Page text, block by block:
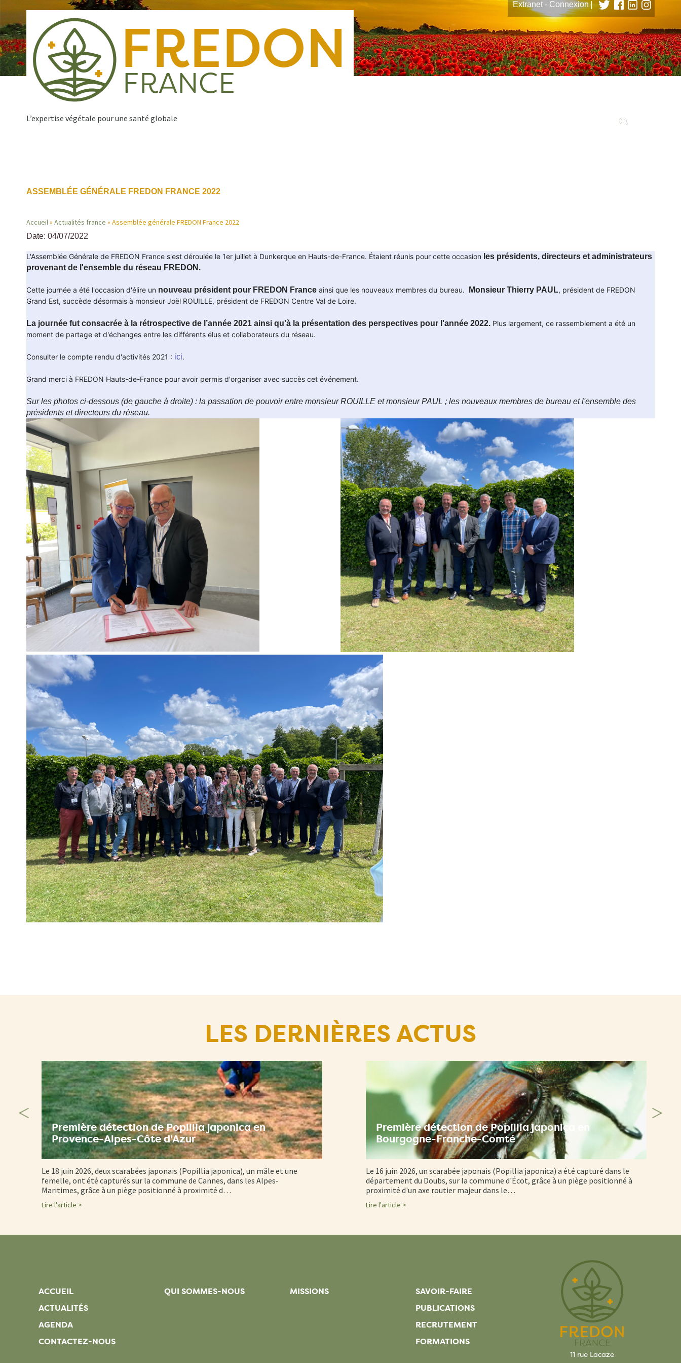
contenu
principal
Extranet - Connexion|
L’expertise végétale pour une santé globale
Navigation
principale
ASSEMBLÉE GÉNÉRALE FREDON FRANCE 2022
Fil
d'Ariane
Accueil Actualités france Assemblée générale FREDON France 2022
Date: 04/07/2022
L'Assemblée Générale de FREDON France s'est déroulée le 1er juillet à Dunkerque en Hauts-de-France. Étaient réunis pour cette occasion les présidents, directeurs et administrateurs
provenant de l'ensemble du réseau FREDON.
Cette journée a été l'occasion d'élire un nouveau président pour FREDON France ainsi que les nouveaux membres du bureau. Monsieur Thierry PAUL, président de FREDON
Grand Est, succède désormais à monsieur Joël ROUILLE, président de FREDON Centre Val de Loire.
La journée fut consacrée à la rétrospective de l’année 2021 ainsi qu'à la présentation des perspectives pour l'année 2022. Plus largement, ce rassemblement a été un
moment de partage et d'échanges entre les différents élus et collaborateurs du réseau.
Consulter le compte rendu d'activités 2021 : ici.
Grand merci à FREDON Hauts-de-France pour avoir permis d'organiser avec succès cet événement.
Sur les photos ci-dessous (de gauche à droite) : la passation de pouvoir entre monsieur ROUILLE et monsieur PAUL ; les nouveaux membres de bureau et l'ensemble des
présidents et directeurs du réseau.
LES DERNIÈRES ACTUS
Première détection de Popillia japonica en
Provence-Alpes-Côte d'Azur
Le 18 juin 2026, deux scarabées japonais (Popillia japonica), un mâle et une
femelle, ont été capturés sur la commune de Cannes, dans les Alpes-
Maritimes, grâce à un piège positionné à proximité d…
Lire l'article >
Première détection de Popillia japonica en
Bourgogne-Franche-Comté
Le 16 juin 2026, un scarabée japonais (Popillia japonica) a été capturé dans le
département du Doubs, sur la commune d'Écot, grâce à un piège positionné à
proximité d'un axe routier majeur dans le…
Lire l'article >
ACCUEIL
ACTUALITÉS
AGENDA
CONTACTEZ-NOUS
QUI SOMMES-NOUS MISSIONS
SAVOIR-FAIRE
PUBLICATIONS
RECRUTEMENT
FORMATIONS
11 rue Lacaze